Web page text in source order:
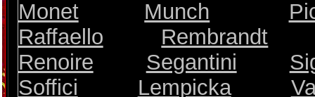
Monet
Munch
Raffaello
Rembrandt
Renoire
Segantini
Soffici
Lempicka